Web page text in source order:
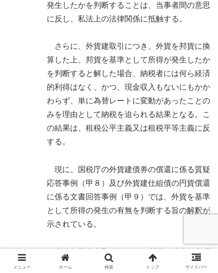
発生したかを判断することは、当事者間の意思
に反し、私法上の法律関係に抵触する。
さらに、外貨建取引につき、外貨を邦貨に換
算した上、邦貨を基準として所得が発生したか
を判断すると解した場合、納税者には何ら経済
的利得はなく、かつ、現金収入もないにもかか
わらず、単に為替レートに変動があったことの
みを理由として納税を迫られる結果となる。こ
の結果は、租税公平主義又は租税平等主義に反
する。
現に、国税庁の外貨建債券の償還に係る質疑
応答事例（甲８）及び外貨建仕組債の円貨償還
に係る文書回答事例（甲９）では、外貨を基準
として所得の発生の有無を判断する旨の解釈が
示されている。
イ 本件各不動産取引における所得の発生・実現
について
メニュー ホーム 検索 トップ サイドバー